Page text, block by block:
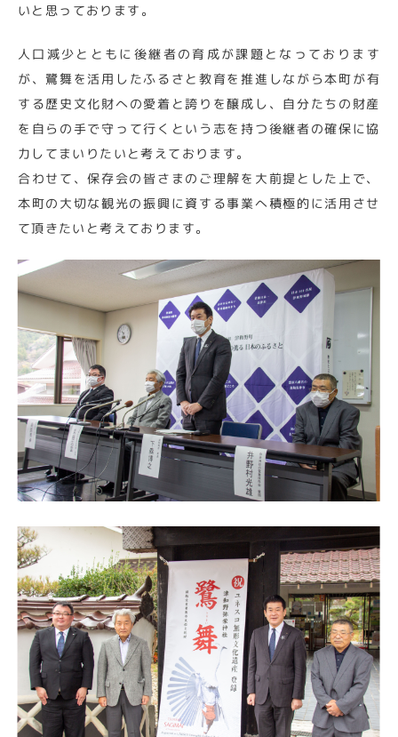
いと思っております。
人口減少とともに後継者の育成が課題となっております
が、鷺舞を活用したふるさと教育を推進しながら本町が有
する歴史文化財への愛着と誇りを醸成し、自分たちの財産
を自らの手で守って行くという志を持つ後継者の確保に協
力してまいりたいと考えております。
合わせて、保存会の皆さまのご理解を大前提とした上で、
本町の大切な観光の振興に資する事業へ積極的に活用させ
て頂きたいと考えております。